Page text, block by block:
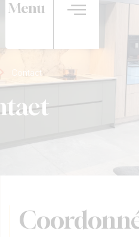
Menu
Contact